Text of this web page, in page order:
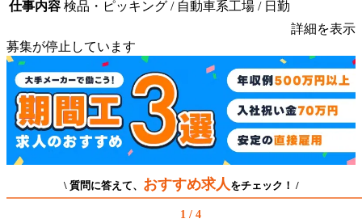
仕事内容 検品・ピッキング / 自動車系工場 / 日勤
詳細を表示
募集が停止しています
\ 質問に答えて、 おすすめ求人 をチェック！ /
1 / 4